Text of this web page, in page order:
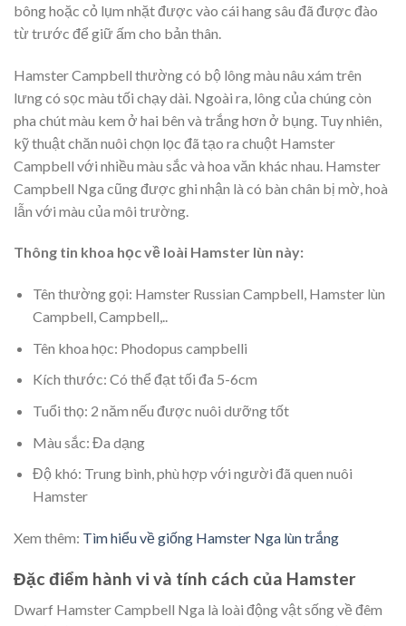
bông hoặc cỏ lụm nhặt được vào cái hang sâu đã được đào
từ trước để giữ ấm cho bản thân.
Hamster Campbell thường có bộ lông màu nâu xám trên
lưng có sọc màu tối chạy dài. Ngoài ra, lông của chúng còn
pha chút màu kem ở hai bên và trắng hơn ở bụng. Tuy nhiên,
kỹ thuật chăn nuôi chọn lọc đã tạo ra chuột Hamster
Campbell với nhiều màu sắc và hoa văn khác nhau. Hamster
Campbell Nga cũng được ghi nhận là có bàn chân bị mờ, hoà
lẫn với màu của môi trường.
Thông tin khoa học về loài Hamster lùn này:
Tên thường gọi: Hamster Russian Campbell, Hamster lùn
Campbell, Campbell,..
Tên khoa học: Phodopus campbelli
Kích thước: Có thể đạt tối đa 5-6cm
Tuổi thọ: 2 năm nếu được nuôi dưỡng tốt
Màu sắc: Đa dạng
Độ khó: Trung bình, phù hợp với người đã quen nuôi
Hamster
Xem thêm: Tìm hiểu về giống Hamster Nga lùn trắng
Đặc điểm hành vi và tính cách của Hamster
Dwarf Hamster Campbell Nga là loài động vật sống về đêm